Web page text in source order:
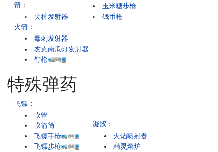
箭 ：
尖桩发射器
玉米糖步枪
钱币枪
火箭 ：
毒刺发射器
杰克南瓜灯发射器
钉枪
特殊弹药
飞镖 ：
吹管
吹箭筒
飞镖手枪
飞镖步枪
凝胶 ：
火焰喷射器
精灵熔炉